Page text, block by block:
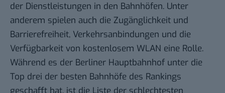
der Dienstleistungen in den Bahnhöfen. Unter
anderem spielen auch die Zugänglichkeit und
Barrierefreiheit, Verkehrsanbindungen und die
Verfügbarkeit von kostenlosem WLAN eine Rolle.
Während es der Berliner Hauptbahnhof unter die
Top drei der besten Bahnhöfe des Rankings